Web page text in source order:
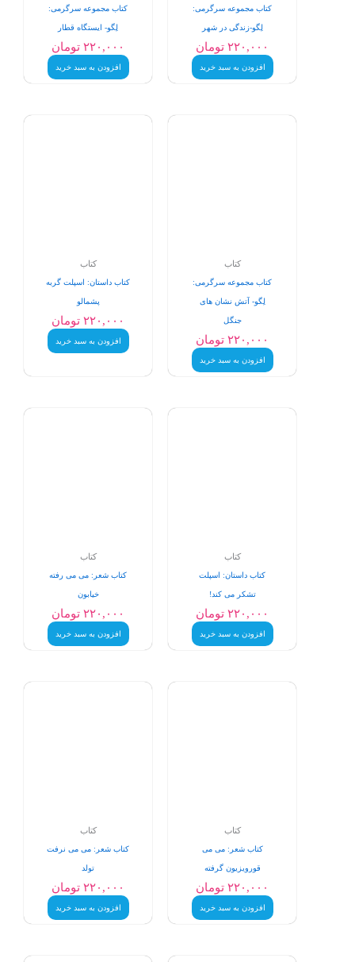
کتاب مجموعه سرگرمی:
لِگو-زندگی در شهر
۲۲۰,۰۰۰ تومان
افزودن به سبد خرید
کتاب مجموعه سرگرمی:
لِگو- ایستگاه قطار
۲۲۰,۰۰۰ تومان
افزودن به سبد خرید
کتاب
کتاب مجموعه سرگرمی:
لِگو- آتش نشان های
جنگل
۲۲۰,۰۰۰ تومان
افزودن به سبد خرید
کتاب
کتاب داستان: اسپلت گربه
پشمالو
۲۲۰,۰۰۰ تومان
افزودن به سبد خرید
کتاب
کتاب ‏داستان: ‏اسپلت
‏تشکر ‏می ‏کند!
۲۲۰,۰۰۰ تومان
افزودن به سبد خرید
کتاب
کتاب شعر: می می رفته
خیابون
۲۲۰,۰۰۰ تومان
افزودن به سبد خرید
کتاب
کتاب شعر: می می
قورویزیون گرفته
۲۲۰,۰۰۰ تومان
افزودن به سبد خرید
کتاب
کتاب شعر: می می نرفت
تولد
۲۲۰,۰۰۰ تومان
افزودن به سبد خرید